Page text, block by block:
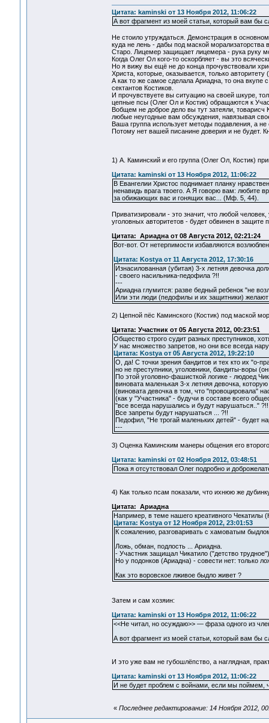
Цитата: kaminski от 13 Ноября 2012, 11:06:22
А вот фрагмент из моей статьи, который вам бы
Не стоило утруждаться. Демонстрация в
куда не лень - дабы под маской
Старо. Лицемер защищает лицемера - рука руку
Когда Олег Ол кого-то оскорбляет - вы это
Но я вижу вы ещё не до конца прочувствовали
Христа, которые, оказывается, только
А как то же самое сделала Ариадна, то она вкупе
сектантов Костиков.
И прочувствуете вы ситуацию на своей шкуре,
цепные псы (Олег Ол и Костик) обращаются к
Вобщем не доброе дело вы тут затеяли,
любые неугодные вам обсуждения, навязывая
Ваша группа использует методы подавления, а не
Потому нет вашей писанине доверия и не будет.
1) А. Каминский и его группа (Олег Ол, Костик)
Цитата: kaminski от 13 Ноября 2012, 11:06:22
В Евангелии Христос поднимает планку
ненавидь врага твоего. А Я говорю вам: любите
за обижающих вас и гонящих вас... (Мф. 5, 44).
Приватизировали - это значит, что любой
уголовных авторитетов - будет обвинен в защите
Цитата: Ариадна от 08 Августа 2012, 02:21:24
Вот-вот. От нетерпимости избавляются
Цитата: Kostya от 11 Августа 2012, 17:30:16
Изнасилованная (убитая) 3-х летняя девочка
- своего насильника-педофила ?!!
---
Ариадна глумится: разве бедный ребенок "не
Или эти люди (педофилы и их защитники)
2) Цепной пёс Каминского (Костик) под маской
Цитата: Участник от 05 Августа 2012, 00:23:51
Общество строго судит разных преступников,
У нас множество запретов, но они все всегда
Цитата: Kostya от 05 Августа 2012, 19:22:10
О, да! С точки зрения бандитов и тех кто их "о-
но не преступники, уголовники, бандиты-воры
По этой уголовно-фашисткой логике - людоед
виновата маленькая 3-х летняя девочка,
(виновата девочка в том, что "провоцировала"
(как у "Участника" - будучи в составе всего
"все всегда нарушались и будут нарушаться.."
Все запреты будут нарушаться ... ?!!
Педофил, "Не трогай маленьких детей" - будет
---
3) Оценка Каминским манеры общения его
Цитата: kaminski от 02 Ноября 2012, 03:48:51
Пока я отсутствовал Олег подробно и
4) Как только псам показали, что ихнюю же
Цитата: Ариадна
Например, в теме нашего креативного Чекатилы
Цитата: Kostya от 12 Ноября 2012, 23:01:53
К сожалению, разговаривать с хамоватым
Ложь, обман, подлость ... Ариадна.
- Участник защищал Чикатило ("детство трудное")
Но у подонков (Ариадна) - совести нет: только
Как это воровское лживое быдло живет ?
Затем и сам хозяин:
Цитата: kaminski от 13 Ноября 2012, 11:06:22
<<Не читал, но осуждаю>> — фраза одного из
А вот фрагмент из моей статьи, который вам бы
И это уже вам не губошлёпство, а наглядная,
Цитата: kaminski от 13 Ноября 2012, 11:06:22
И не будет проблем с войнами, если мы поймем,
« Последнее редактирование: 14 Ноября 2012,